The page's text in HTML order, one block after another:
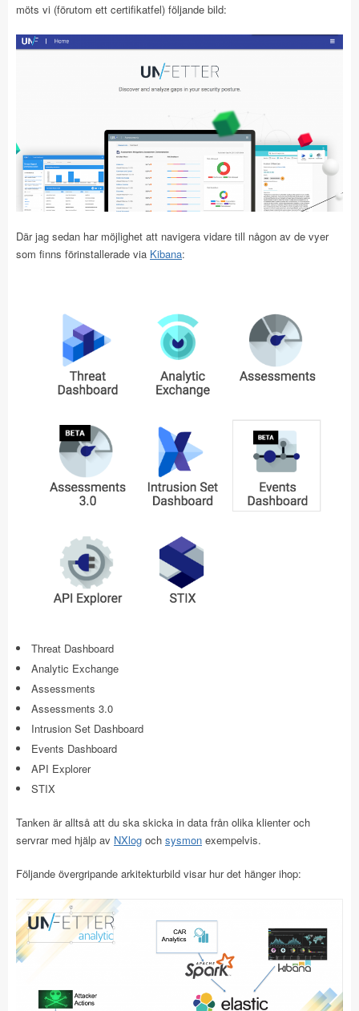
möts vi (förutom ett certifikatfel) följande bild:
Där jag sedan har möjlighet att navigera vidare till någon av de vyer
som finns förinstallerade via Kibana:
Threat Dashboard
Analytic Exchange
Assessments
Assessments 3.0
Intrusion Set Dashboard
Events Dashboard
API Explorer
STIX
Tanken är alltså att du ska skicka in data från olika klienter och
servrar med hjälp av NXlog och sysmon exempelvis.
Följande övergripande arkitekturbild visar hur det hänger ihop: